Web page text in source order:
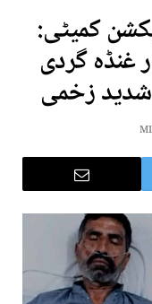
کمیٹی:
غنڈہ گردی
زخمی